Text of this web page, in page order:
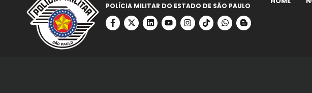
POLÍCIA MILITAR DO ESTADO DE SÃO PAULO